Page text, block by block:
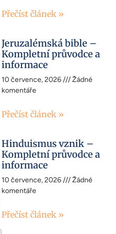
Přečíst článek »
Jeruzalémská bible –
Kompletní průvodce a
informace
10 července, 2026
Žádné
komentáře
Přečíst článek »
Hinduismus vznik –
Kompletní průvodce a
informace
10 července, 2026
Žádné
komentáře
Přečíst článek »